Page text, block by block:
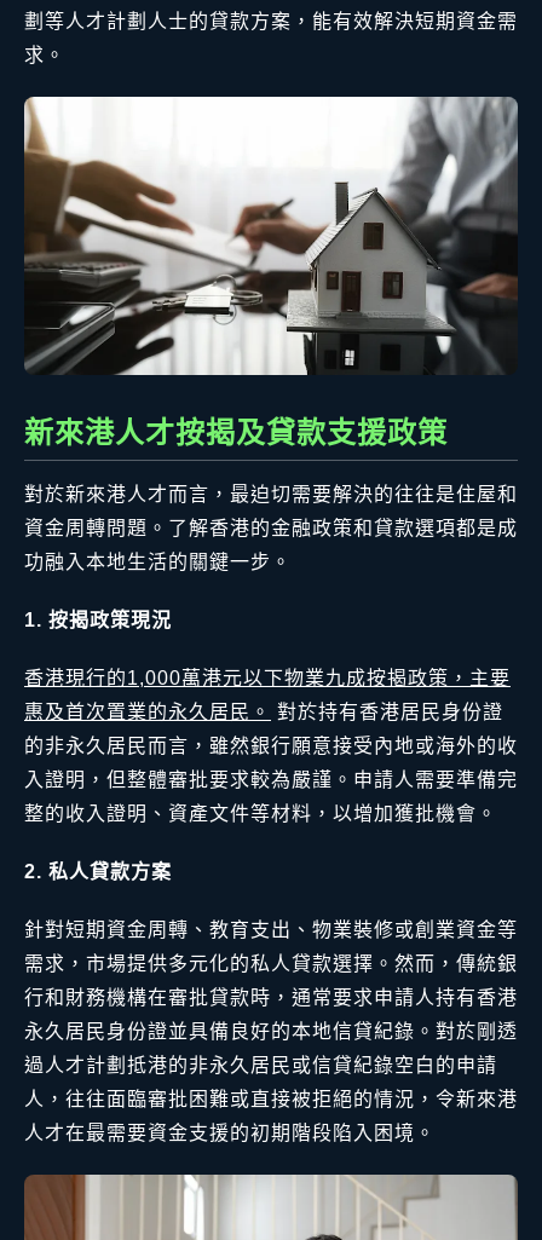
劃等人才計劃人士的貸款方案，能有效解決短期資金需
求。
新來港人才按揭及貸款支援政策
對於新來港人才而言，最迫切需要解決的往往是住屋和
資金周轉問題。了解香港的金融政策和貸款選項都是成
功融入本地生活的關鍵一步。
1. 按揭政策現況
香港現行的1,000萬港元以下物業九成按揭政策，主要
惠及首次置業的永久居民。
對於持有香港居民身份證
的非永久居民而言，雖然銀行願意接受內地或海外的收
入證明，但整體審批要求較為嚴謹。申請人需要準備完
整的收入證明、資產文件等材料，以增加獲批機會。
2. 私人貸款方案
針對短期資金周轉、教育支出、物業裝修或創業資金等
需求，市場提供多元化的私人貸款選擇。然而，傳統銀
行和財務機構在審批貸款時，通常要求申請人持有香港
永久居民身份證並具備良好的本地信貸紀錄。對於剛透
過人才計劃抵港的非永久居民或信貸紀錄空白的申請
人，往往面臨審批困難或直接被拒絕的情況，令新來港
人才在最需要資金支援的初期階段陷入困境。